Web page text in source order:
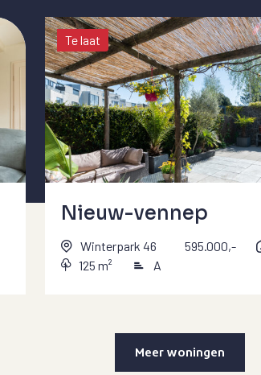
Te laat
Nieuw-vennep
Winterpark 46 595.000,-
125 m²
A
Meer woningen